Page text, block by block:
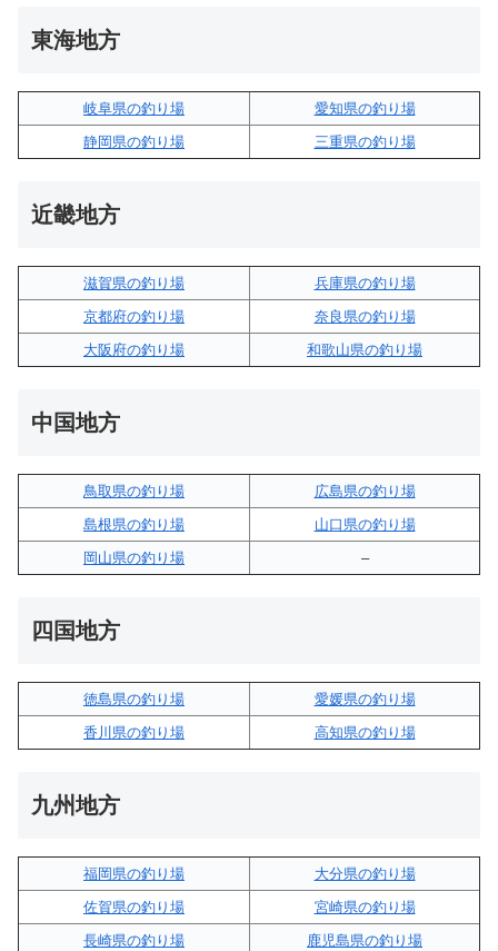
東海地方
岐阜県の釣り場
愛知県の釣り場
静岡県の釣り場
三重県の釣り場
近畿地方
滋賀県の釣り場
兵庫県の釣り場
京都府の釣り場
奈良県の釣り場
大阪府の釣り場
和歌山県の釣り場
中国地方
鳥取県の釣り場
広島県の釣り場
島根県の釣り場
山口県の釣り場
岡山県の釣り場
–
四国地方
徳島県の釣り場
愛媛県の釣り場
香川県の釣り場
高知県の釣り場
九州地方
福岡県の釣り場
大分県の釣り場
佐賀県の釣り場
宮崎県の釣り場
長崎県の釣り場
鹿児島県の釣り場